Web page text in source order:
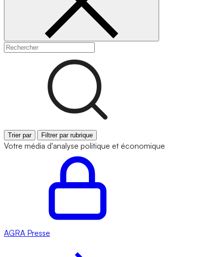
Trier par Filtrer par rubrique
Votre média d'analyse politique et économique
AGRA Presse